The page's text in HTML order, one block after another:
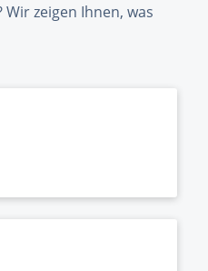
Wir zeigen Ihnen, was